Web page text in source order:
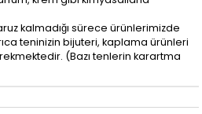
kalmadığı sürece ürünlerimizde
teninizin bijuteri, kaplama ürünleri
(Bazı tenlerin karartma